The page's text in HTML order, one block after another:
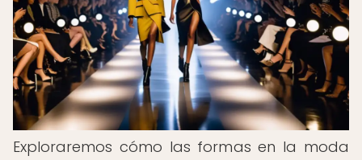
Exploraremos cómo las formas en la moda